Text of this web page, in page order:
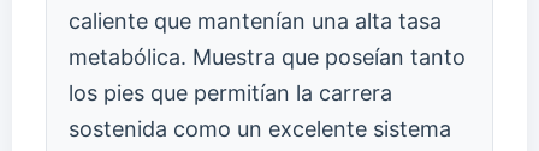
caliente que mantenían una alta tasa
metabólica. Muestra que poseían tanto
los pies que permitían la carrera
sostenida como un excelente sistema